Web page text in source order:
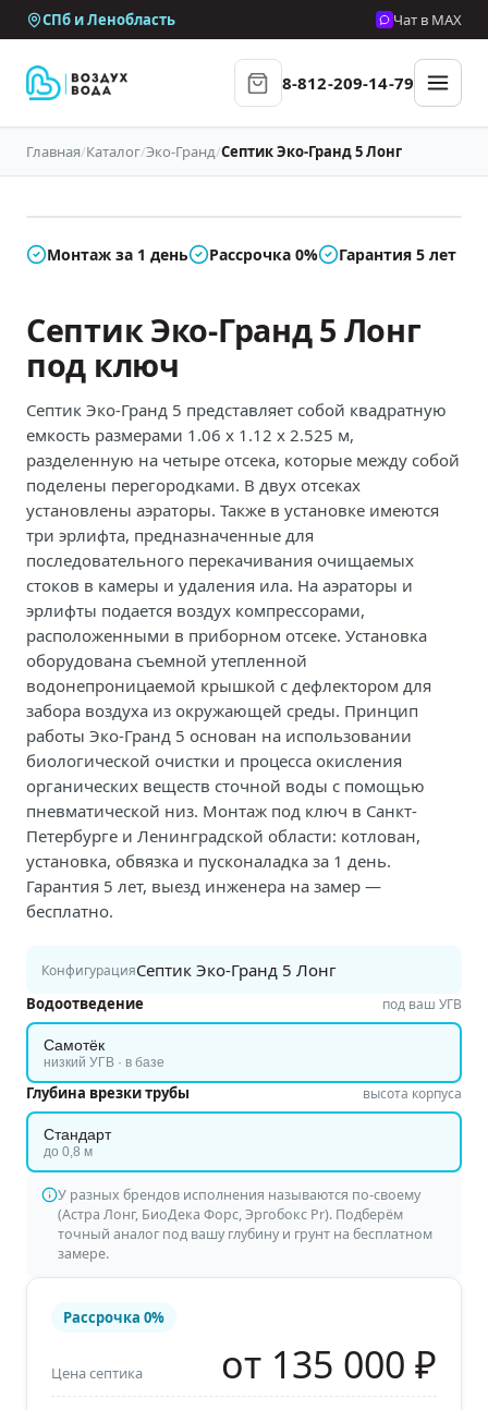
СПб и Ленобласть Чат в MAX
8-812-209-14-79
Главная/Каталог/Эко-Гранд/Септик Эко-Гранд 5 Лонг
В наличии
Монтаж за 1 день Рассрочка 0% Гарантия 5 лет
Септик Эко-Гранд 5 Лонг
под ключ
Септик Эко-Гранд 5 представляет собой квадратную
емкость размерами 1.06 х 1.12 х 2.525 м,
разделенную на четыре отсека, которые между собой
поделены перегородками. В двух отсеках
установлены аэраторы. Также в установке имеются
три эрлифта, предназначенные для
последовательного перекачивания очищаемых
стоков в камеры и удаления ила. На аэраторы и
эрлифты подается воздух компрессорами,
расположенными в приборном отсеке. Установка
оборудована съемной утепленной
водонепроницаемой крышкой с дефлектором для
забора воздуха из окружающей среды. Принцип
работы Эко-Гранд 5 основан на использовании
биологической очистки и процесса окисления
органических веществ сточной воды с помощью
пневматической низ. Монтаж под ключ в Санкт-
Петербурге и Ленинградской области: котлован,
установка, обвязка и пусконаладка за 1 день.
Гарантия 5 лет, выезд инженера на замер —
бесплатно.
КонфигурацияСептик Эко-Гранд 5 Лонг
Водоотведение под ваш УГВ
Самотёк
низкий УГВ · в базе
Глубина врезки трубы высота корпуса
Стандарт
до 0,8 м
У разных брендов исполнения называются по-своему
(Астра Лонг, БиоДека Форс, Эргобокс Pr). Подберём
точный аналог под вашу глубину и грунт на бесплатном
замере.
Рассрочка 0%
Цена септика от 135 000 ₽